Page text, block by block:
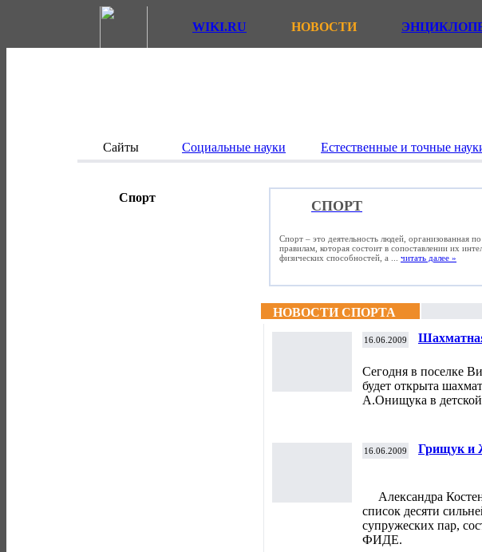
WIKI.RU НОВОСТИ
Сайты Социальные науки Естественные и точные
Спорт
СПОРТ
Спорт – это деятельность людей, организованная
правилам, которая состоит в сопоставлении их
физических способностей, а ... читать далее »
НОВОСТИ СПОРТА
16.06.2009
Сегодня в поселке
будет открыта
А.Онищука в
16.06.2009
Грищук и
Александра
список десяти
супружеских пар,
ФИДЕ.